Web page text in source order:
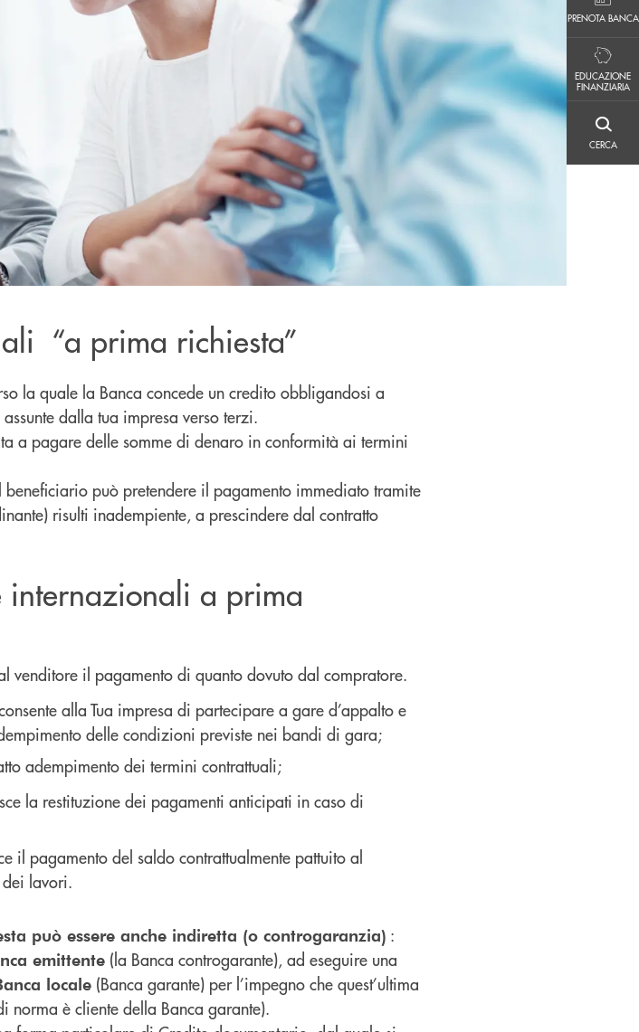
PRENOTA BANCA
EDUCAZIONE
FINANZIARIA
EDUCAZIONE FINANZIARIA
CERCA
CERCA
“a prima richiesta”
la quale la Banca concede un credito obbligandosi a
dalla tua impresa verso terzi.
a pagare delle somme di denaro in conformità ai termini
può pretendere il pagamento immediato tramite
risulti inadempiente, a prescindere dal contratto
a prima
venditore il pagamento di quanto dovuto dal compratore.
alla Tua impresa di partecipare a gare d’appalto e
delle condizioni previste nei bandi di gara;
adempimento dei termini contrattuali;
la restituzione dei pagamenti anticipati in caso di
il pagamento del saldo contrattualmente pattuito al
lavori.
può essere anche indiretta (o controgaranzia) :
emittente (la Banca controgarante), ad eseguire una
locale (Banca garante) per l’impegno che quest’ultima
norma è cliente della Banca garante).